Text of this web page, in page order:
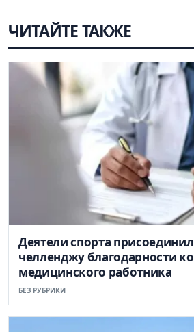
ЧИТАЙТЕ ТАКЖЕ
Деятели спорта
челленджу благодарности
медицинского работника
БЕЗ РУБРИКИ